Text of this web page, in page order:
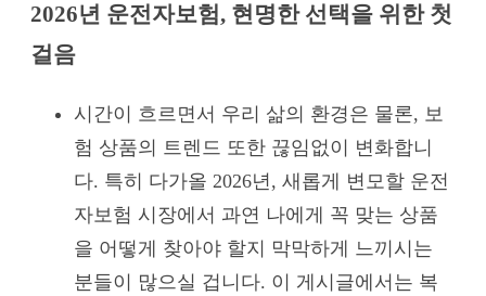
2026년 운전자보험, 현명한 선택을 위한 첫
걸음
시간이 흐르면서 우리 삶의 환경은 물론, 보
험 상품의 트렌드 또한 끊임없이 변화합니
다. 특히 다가올 2026년, 새롭게 변모할 운전
자보험 시장에서 과연 나에게 꼭 맞는 상품
을 어떻게 찾아야 할지 막막하게 느끼시는
분들이 많으실 겁니다. 이 게시글에서는 복